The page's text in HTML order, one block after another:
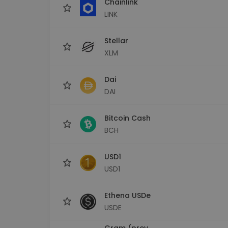
LINK
Stellar
XLM
Dai
DAI
Bitcoin Cash
BCH
USD1
USD1
Ethena USDe
USDE